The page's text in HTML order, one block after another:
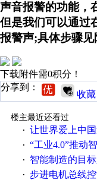
声音报警的功能，
但是我们可以通过
报警声;具体步骤见
下载附件需0积分！
分享到：
收藏
楼主最近还看过
· 让世界爱上中国
· “工业4.0”推动
· 智能制造的目标及
· 步进电机总线控